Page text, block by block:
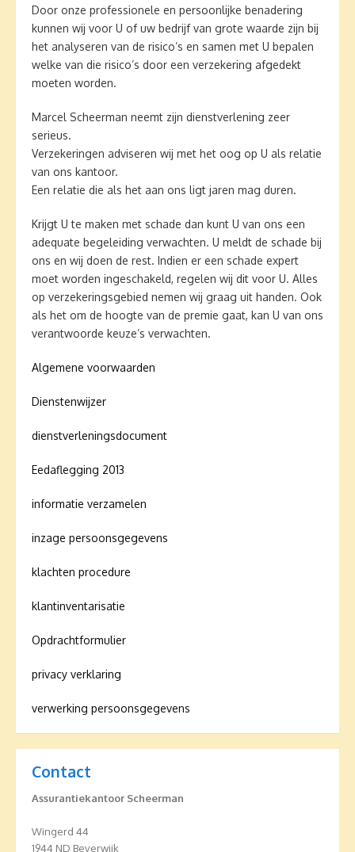
Door onze professionele en persoonlijke benadering
kunnen wij voor U of uw bedrijf van grote waarde zijn bij
het analyseren van de risico’s en samen met U bepalen
welke van die risico’s door een verzekering afgedekt
moeten worden.
Marcel Scheerman neemt zijn dienstverlening zeer
serieus.
Verzekeringen adviseren wij met het oog op U als relatie
van ons kantoor.
Een relatie die als het aan ons ligt jaren mag duren.
Krijgt U te maken met schade dan kunt U van ons een
adequate begeleiding verwachten. U meldt de schade bij
ons en wij doen de rest. Indien er een schade expert
moet worden ingeschakeld, regelen wij dit voor U. Alles
op verzekeringsgebied nemen wij graag uit handen. Ook
als het om de hoogte van de premie gaat, kan U van ons
verantwoorde keuze’s verwachten.
Algemene voorwaarden
Dienstenwijzer
dienstverleningsdocument
Eedaflegging 2013
informatie verzamelen
inzage persoonsgegevens
klachten procedure
klantinventarisatie
Opdrachtformulier
privacy verklaring
verwerking persoonsgegevens
Contact
Assurantiekantoor Scheerman
Wingerd 44
1944 ND Beverwijk